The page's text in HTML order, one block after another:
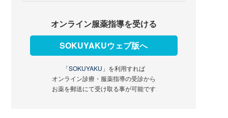
オンライン服薬指導を受ける
SOKUYAKUウェブ版へ
「SOKUYAKU」 を利用すれば
オンライン診療・服薬指導の受診から
お薬を郵送にて受け取る事が可能です